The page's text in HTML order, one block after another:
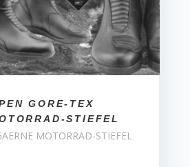
GORE-TEX
STIEFEL
MOTORRAD-STIEFEL